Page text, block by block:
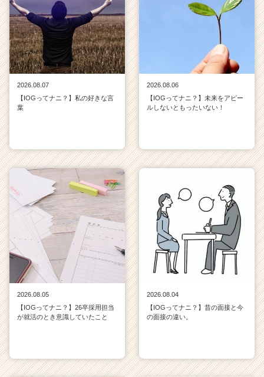
2026.08.07
【IOGってナニ？】私の好きな言
葉
2026.08.06
【IOGってナニ？】未来をアピー
ルしないともったいない！
2026.08.05
【IOGってナニ？】26卒採用担当
が就活のとき意識していたこと
2026.08.04
【IOGってナニ？】昔の面接と今
の面接の違い。